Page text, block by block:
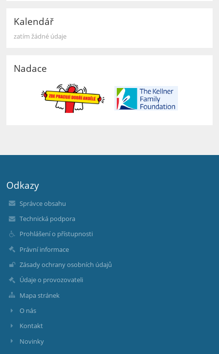
Kalendář
zatím žádné údaje
Nadace
Odkazy
Správce obsahu
Technická podpora
Prohlášení o přístupnosti
Právní informace
Zásady ochrany osobních údajů
Údaje o provozovateli
Mapa stránek
O nás
Kontakt
Novinky